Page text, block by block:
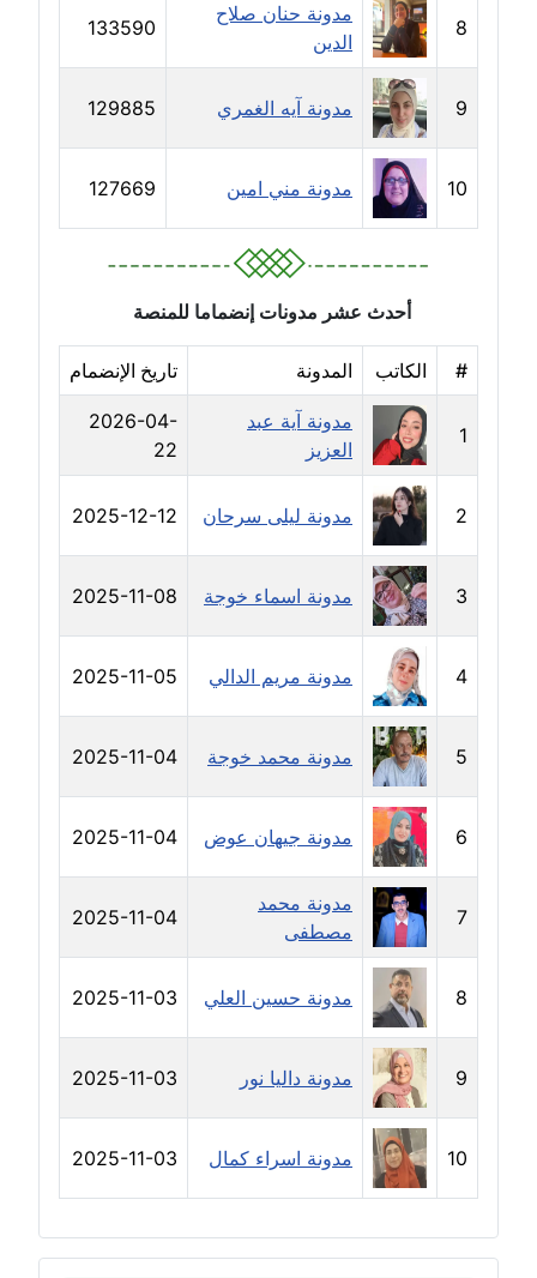
مدونة رشا كمال
عاملة
مدونة رشا ماهر
عاملة
مدونة رشيد سبابو
عاملة
مدونة رفعت عراقي
مدونة رهام معلا
عاملة
مدونة ريهام الخميسي
عاملة
مدونة زينات مطاوع
عاملة
مدونة زينب ابو الفضل
عاملة
مدونة زينب حمدي
عاملة
مدونة سارة ابراهيم
عاملة
مدونة سارة القصبي
عاملة
مدونة سارة سعيد
عاملة
مدونة سالي علاء الدين
عاملة
مدونة سامح رشاد
8
مدونة حنان صلاح
الدين
133590
9 مدونة آيه الغمري 129885
10 مدونة مني امين 127669
أحدث عشر مدونات إنضماما للمنصة
# الكاتب المدونة تاريخ الإنضمام
1
مدونة آية عبد
العزيز
2026-04-
22
2 مدونة ليلى سرحان 2025-12-12
3 مدونة اسماء خوجة 2025-11-08
4 مدونة مريم الدالي 2025-11-05
5 مدونة محمد خوجة 2025-11-04
6 مدونة جيهان عوض 2025-11-04
7
مدونة محمد
مصطفى
2025-11-04
8 مدونة حسين العلي 2025-11-03
9 مدونة داليا نور 2025-11-03
10 مدونة اسراء كمال 2025-11-03